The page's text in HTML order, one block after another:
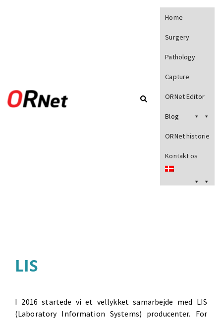
Home
Surgery
Pathology
Capture
ORNet Editor
Blog
ORNet historie
Kontakt os
LIS
I 2016 startede vi et vellykket samarbejde med LIS
(Laboratory Information Systems) producenter. For